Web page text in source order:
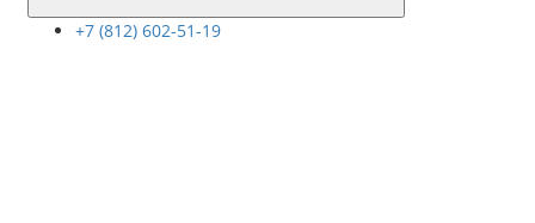
+7 (812) 602-51-19